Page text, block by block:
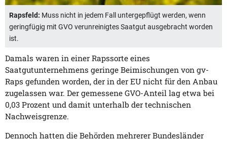
Rapsfeld: Muss nicht in jedem Fall untergepflügt werden, wenn
geringfügig mit GVO verunreinigtes Saatgut ausgebracht worden
ist.
Damals waren in einer Rapssorte eines
Saatgutunternehmens geringe Beimischungen von gv-
Raps gefunden worden, der in der EU nicht für den Anbau
zugelassen war. Der gemessene GVO-Anteil lag etwa bei
0,03 Prozent und damit unterhalb der technischen
Nachweisgrenze.
Dennoch hatten die Behörden mehrerer Bundesländer